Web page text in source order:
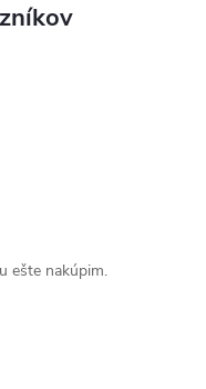
ešte nakúpim.